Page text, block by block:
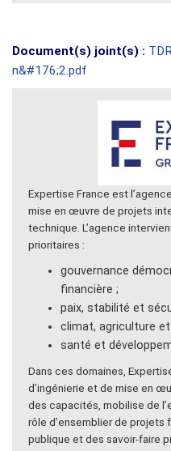
Document(s) joint(s) :
n&#176;2.pdf
Expertise France est
mise en œuvre de projets
technique. L’agence
prioritaires :
gouvernance
financière ;
paix, stabilité et
climat, agriculture
santé et
Dans ces domaines,
d’ingénierie et de mise en
des capacités, mobilise de
rôle d’ensemblier de projets
publique et des savoir-faire